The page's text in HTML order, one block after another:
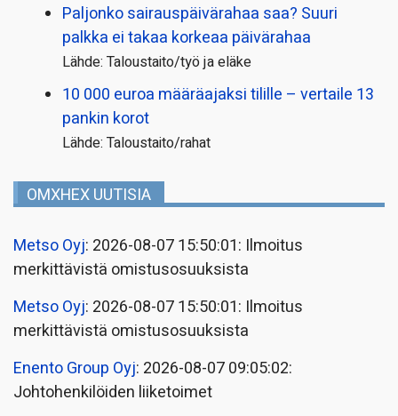
Paljonko sairauspäivä­rahaa saa? Suuri
palkka ei takaa korkeaa päivärahaa
Lähde: Taloustaito/työ ja eläke
10 000 euroa määräajaksi tilille – vertaile 13
pankin korot
Lähde: Taloustaito/rahat
OMXHEX UUTISIA
Metso Oyj: 2026-08-07 15:50:01: Ilmoitus
merkittävistä omistusosuuksista
Metso Oyj: 2026-08-07 15:50:01: Ilmoitus
merkittävistä omistusosuuksista
Enento Group Oyj: 2026-08-07 09:05:02:
Johtohenkilöiden liiketoimet